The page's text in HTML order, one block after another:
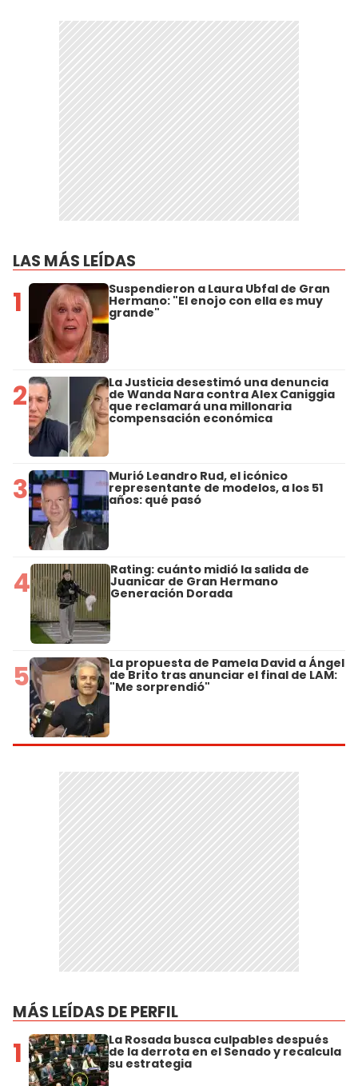
LAS MÁS LEÍDAS
1 Suspendieron a Laura Ubfal de Gran
Hermano: "El enojo con ella es muy
grande"
2 La Justicia desestimó una denuncia
de Wanda Nara contra Alex Caniggia
que reclamará una millonaria
compensación económica
3 Murió Leandro Rud, el icónico
representante de modelos, a los 51
años: qué pasó
4 Rating: cuánto midió la salida de
Juanicar de Gran Hermano
Generación Dorada
5 La propuesta de Pamela David a Ángel
de Brito tras anunciar el final de LAM:
"Me sorprendió"
MÁS LEÍDAS DE PERFIL
1 La Rosada busca culpables después
de la derrota en el Senado y recalcula
su estrategia